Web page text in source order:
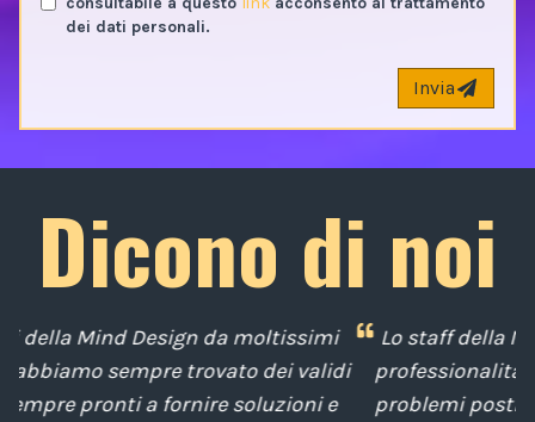
dei dati personali.
Invia
Dicono di noi
Lo staff della Mind Design ci ha mostrato la sua
professionalità nella soluzione tempestiva dei
problemi posti da noi nel corso degli anni, con